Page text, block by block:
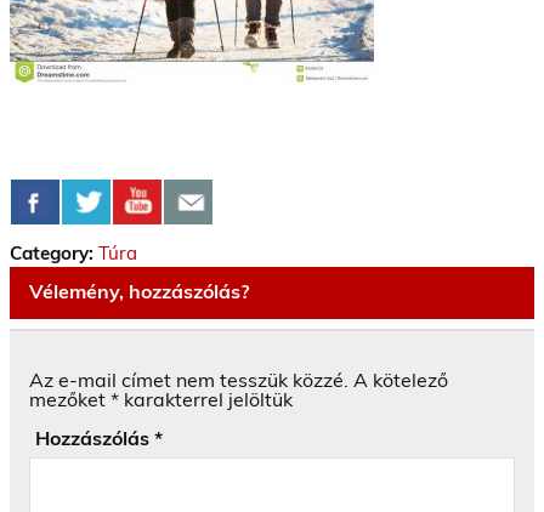
Category: Túra
Vélemény, hozzászólás?
Az e-mail címet nem tesszük közzé. A kötelező
mezőket * karakterrel jelöltük
Hozzászólás *